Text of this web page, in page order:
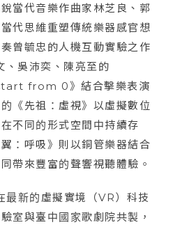
當代音樂作曲家林芝良、郭
代思維重塑傳統樂器感官想
曾毓忠的人機互動實驗之作
、吳沛奕、陳亮至的
from 0》結合擊樂表演
《先祖：虛視》以虛擬數位
不同的形式空間中持續存
：呼吸》則以銅管樂器結合
帶來豐富的聲響視聽體驗。
最新的虛擬實境（VR）科技
室與臺中國家歌劇院共製，